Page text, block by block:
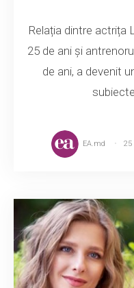
Relația dintre actrița
25 de ani și
de ani, a devenit
EA.md 25